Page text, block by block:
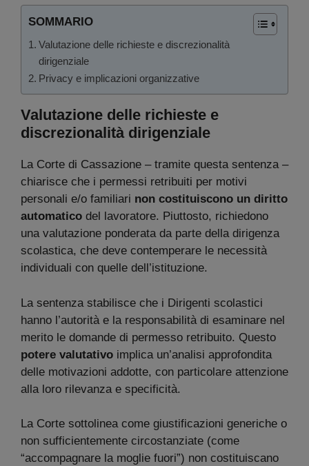
SOMMARIO
Valutazione delle richieste e discrezionalità
dirigenziale
Privacy e implicazioni organizzative
Valutazione delle richieste e
discrezionalità dirigenziale
La Corte di Cassazione – tramite questa sentenza –
chiarisce che i permessi retribuiti per motivi
personali e/o familiari non costituiscono un diritto
automatico del lavoratore. Piuttosto, richiedono
una valutazione ponderata da parte della dirigenza
scolastica, che deve contemperare le necessità
individuali con quelle dell’istituzione.
La sentenza stabilisce che i Dirigenti scolastici
hanno l’autorità e la responsabilità di esaminare nel
merito le domande di permesso retribuito. Questo
potere valutativo implica un’analisi approfondita
delle motivazioni addotte, con particolare attenzione
alla loro rilevanza e specificità.
La Corte sottolinea come giustificazioni generiche o
non sufficientemente circostanziate (come
“accompagnare la moglie fuori”) non costituiscano